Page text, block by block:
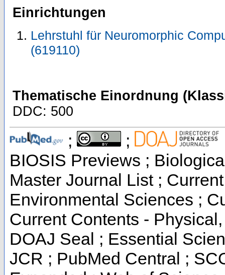
Einrichtungen
Lehrstuhl für Neuromorphic
(619110)
Thematische Einordnung
DDC: 500
; ;
BIOSIS Previews ;
Master Journal List ;
Environmental Sciences ;
Current Contents -
DOAJ Seal ; Essential
JCR ; PubMed Central ;